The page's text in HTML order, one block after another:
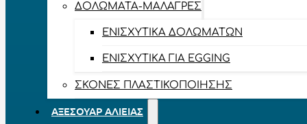
ΔΟΛΏΜΑΤΑ-ΜΑΛΆΓΡΕΣ
ΕΝΙΣΧΥΤΙΚΆ ΔΟΛΩΜΆΤΩΝ
ΕΝΙΣΧΥΤΙΚΆ ΓΙΑ EGGING
ΣΚΌΝΕΣ ΠΛΑΣΤΙΚΟΠΟΊΗΣΗΣ
ΑΞΕΣΟΥΆΡ ΑΛΙΕΊΑΣ